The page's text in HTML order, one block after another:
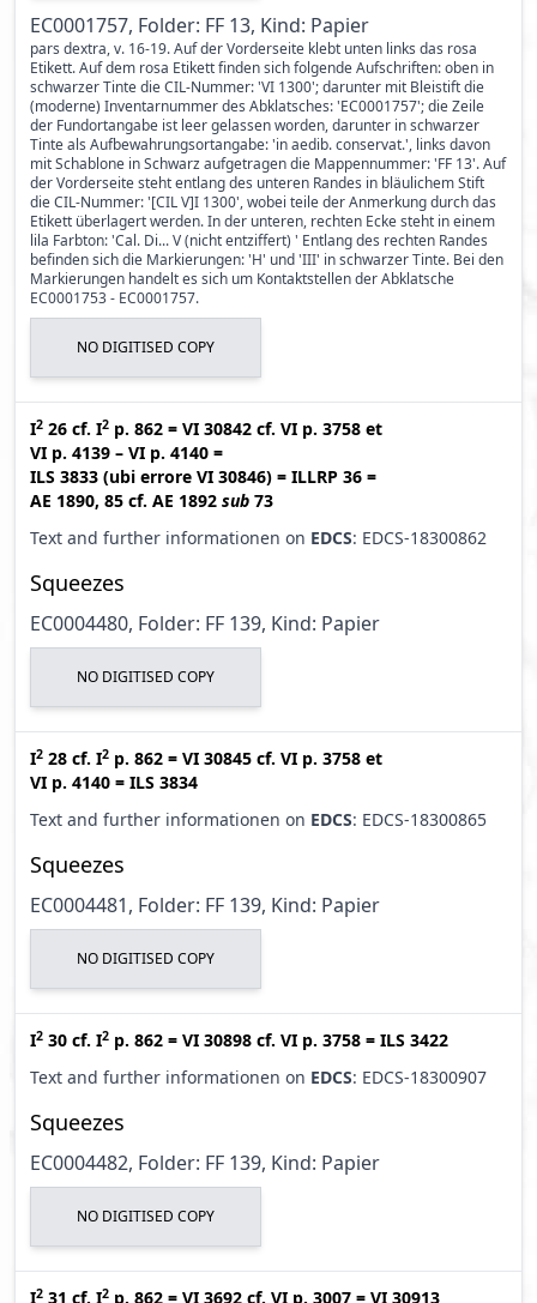
EC0001757, Folder: FF 13, Kind: Papier
pars dextra, v. 16-19. Auf der Vorderseite klebt unten links das rosa
Etikett. Auf dem rosa Etikett finden sich folgende Aufschriften: oben in
schwarzer Tinte die CIL-Nummer: 'VI 1300'; darunter mit Bleistift die
(moderne) Inventarnummer des Abklatsches: 'EC0001757'; die Zeile
der Fundortangabe ist leer gelassen worden, darunter in schwarzer
Tinte als Aufbewahrungsortangabe: 'in aedib. conservat.', links davon
mit Schablone in Schwarz aufgetragen die Mappennummer: 'FF 13'. Auf
der Vorderseite steht entlang des unteren Randes in bläulichem Stift
die CIL-Nummer: '[CIL V]I 1300', wobei teile der Anmerkung durch das
Etikett überlagert werden. In der unteren, rechten Ecke steht in einem
lila Farbton: 'Cal. Di... V (nicht entziffert) ' Entlang des rechten Randes
befinden sich die Markierungen: 'H' und 'III' in schwarzer Tinte. Bei den
Markierungen handelt es sich um Kontaktstellen der Abklatsche
EC0001753 - EC0001757.
NO DIGITISED COPY
I2 26 cf. I2 p. 862 = VI 30842 cf. VI p. 3758 et
VI p. 4139 – VI p. 4140 =
ILS 3833 (ubi errore VI 30846) = ILLRP 36 =
AE 1890, 85 cf. AE 1892 sub 73
Text and further informationen on EDCS: EDCS-18300862
Squeezes
EC0004480, Folder: FF 139, Kind: Papier
NO DIGITISED COPY
I2 28 cf. I2 p. 862 = VI 30845 cf. VI p. 3758 et
VI p. 4140 = ILS 3834
Text and further informationen on EDCS: EDCS-18300865
Squeezes
EC0004481, Folder: FF 139, Kind: Papier
NO DIGITISED COPY
I2 30 cf. I2 p. 862 = VI 30898 cf. VI p. 3758 = ILS 3422
Text and further informationen on EDCS: EDCS-18300907
Squeezes
EC0004482, Folder: FF 139, Kind: Papier
NO DIGITISED COPY
I2 31 cf. I2 p. 862 = VI 3692 cf. VI p. 3007 = VI 30913